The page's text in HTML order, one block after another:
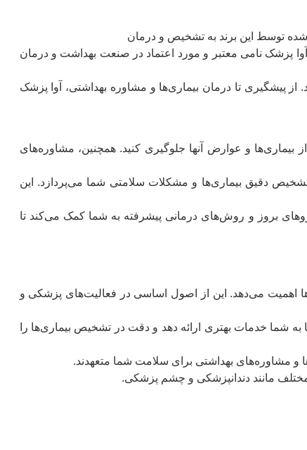
توسط این برند به تشخیص و درمان
پزشک نامی معتبر و مورد اعتماد در صنعت بهداشت و درمان
از پیشگیری تا درمان بیماری‌ها و مشاوره بهداشتی، آوا پزشک
و عوارض آنها جلوگیری کنید. همچنین، مشاوره‌های
دقیق بیماری‌ها و مشکلات سلامتی شما می‌پردازد. این
بروز و روش‌های درمانی پیشرفته به شما کمک می‌کند تا
اهمیت می‌دهد. این از اصول اساسی در فعالیت‌های پزشکی و
شما خدمات بهتری ارائه دهد و دقت در تشخیص بیماری‌ها را
و مشاوره‌های بهداشتی برای سلامت شما متعهدند.
مانند دندانپزشکی و چشم پزشکی.